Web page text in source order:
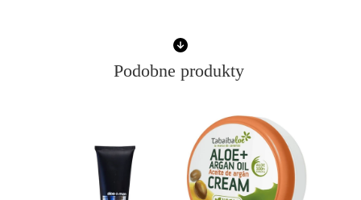
Podobne produkty